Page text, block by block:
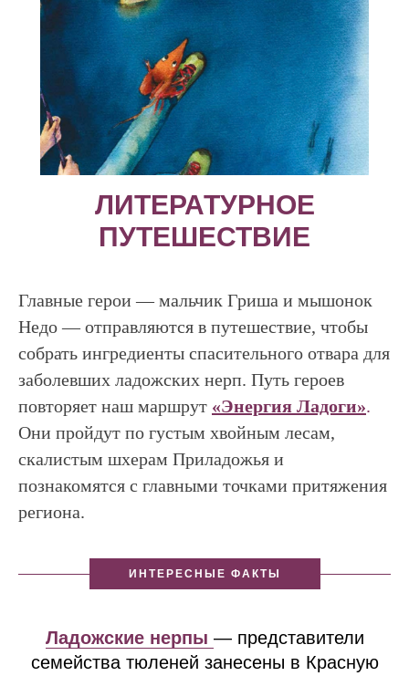
ЛИТЕРАТУРНОЕ
ПУТЕШЕСТВИЕ
Главные герои — мальчик Гриша и мышонок
Недо — отправляются в путешествие, чтобы
собрать ингредиенты спасительного отвара для
заболевших ладожских нерп. Путь героев
повторяет наш маршрут «Энергия Ладоги».
Они пройдут по густым хвойным лесам,
скалистым шхерам Приладожья и
познакомятся с главными точками притяжения
региона.
ИНТЕРЕСНЫЕ ФАКТЫ
Ладожские нерпы — представители
семейства тюленей занесены в Красную